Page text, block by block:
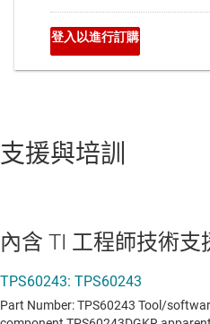
支援與培訓
內含 TI 工程師技術支